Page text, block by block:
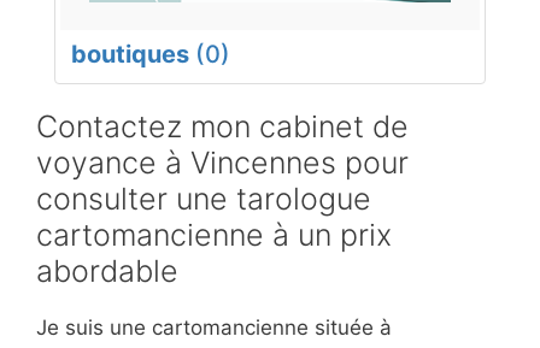
boutiques (0)
Contactez mon cabinet de
voyance à Vincennes pour
consulter une tarologue
cartomancienne à un prix
abordable
Je suis une cartomancienne située à